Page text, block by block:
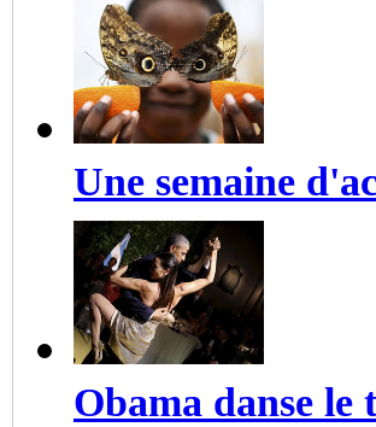
Une semaine
Obama danse le